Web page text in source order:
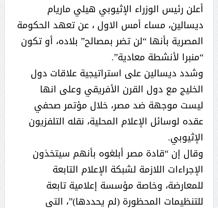
أعلن رئيس الوزراء الإثيوبي هيلي ماريام
ديسالين، مساء أمس الاول ، عن تعهد الحكومة
المصرية بأنها “لن تضر بمصالح” بلاده، أو تكون
“منبرا لأنشطة معادية”.
وشدد ديسالين على استراتيجية علاقات دول
الخليج مع دول القرن الأفريقي وعلى انها
ليست موجهة ضد مصر، خلال مؤتمر صحفي
عقده لوسائل الإعلام المحلية، نقله التلفزيون
الإثيوبي.
وقال إن “قادة مصر أبلغوه بأنهم سيتخذون
الإجراءات اللازمة لشبكة الإعلام التابعة
للمعارضة، وخاصة مؤسسة إعلامية تابعة
للتنظيمات المحظورة (لم يحددها)”، التى